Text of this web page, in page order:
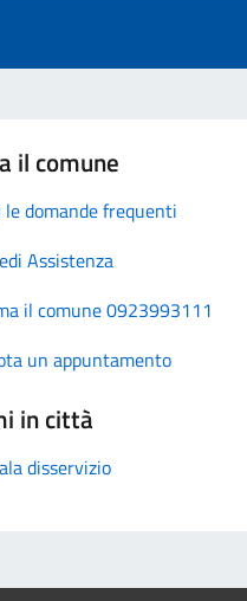
il comune
le domande frequenti
Assistenza
il comune 0923993111
un appuntamento
in città
disservizio